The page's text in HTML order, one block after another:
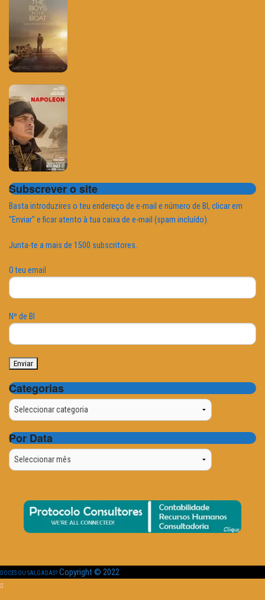
Subscrever o site
Basta introduzires o teu endereço de e-mail e número de BI, clicar em
"Enviar" e ficar atento à tua caixa de e-mail (spam incluído).
Junta-te a mais de 1500 subscritores.
O teu email
Nº de BI
Categorias
Categorias
Por Data
Por
Data
DOCES OU SALGADAS? Copyright © 2022